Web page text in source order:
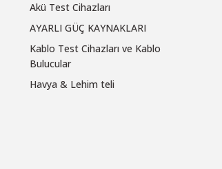
Akü Test Cihazları
AYARLI GÜÇ KAYNAKLARI
Kablo Test Cihazları ve Kablo
Bulucular
Havya & Lehim teli